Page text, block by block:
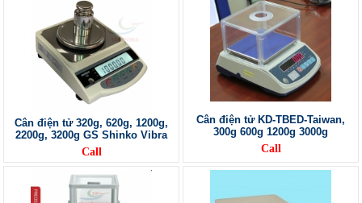
Cân điện tử 320g, 620g, 1200g,
2200g, 3200g GS Shinko Vibra
Call
Cân điện tử KD-TBED-Taiwan,
300g 600g 1200g 3000g
Call